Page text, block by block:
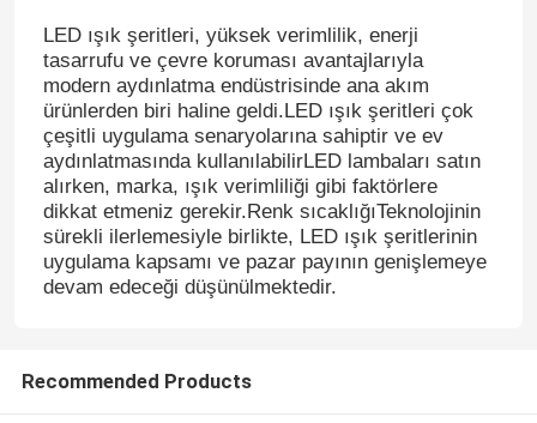
Fabrika turu
Kalite kontrol
Bize Ulaşın
Haberler
LED ışık şeritleri, yüksek verimlilik, enerji
tasarrufu ve çevre koruması avantajlarıyla
modern aydınlatma endüstrisinde ana akım
ürünlerden biri haline geldi.LED ışık şeritleri çok
çeşitli uygulama senaryolarına sahiptir ve ev
aydınlatmasında kullanılabilirLED lambaları satın
alırken, marka, ışık verimliliği gibi faktörlere
dikkat etmeniz gerekir.Renk sıcaklığıTeknolojinin
sürekli ilerlemesiyle birlikte, LED ışık şeritlerinin
uygulama kapsamı ve pazar payının genişlemeye
devam edeceği düşünülmektedir.
Recommended Products